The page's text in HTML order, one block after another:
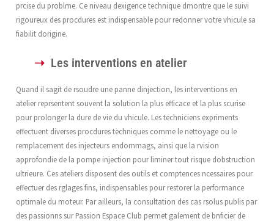
prcise du problme. Ce niveau dexigence technique dmontre que le suivi
rigoureux des procdures est indispensable pour redonner votre vhicule sa
fiabilit dorigine.
Les interventions en atelier
Quand il sagit de rsoudre une panne dinjection, les interventions en
atelier reprsentent souvent la solution la plus efficace et la plus scurise
pour prolonger la dure de vie du vhicule. Les techniciens expriments
effectuent diverses procdures techniques comme le nettoyage ou le
remplacement des injecteurs endommags, ainsi que la rvision
approfondie de la pompe injection pour liminer tout risque dobstruction
ultrieure. Ces ateliers disposent des outils et comptences ncessaires pour
effectuer des rglages fins, indispensables pour restorer la performance
optimale du moteur. Par ailleurs, la consultation des cas rsolus publis par
des passionns sur Passion Espace Club permet galement de bnficier de